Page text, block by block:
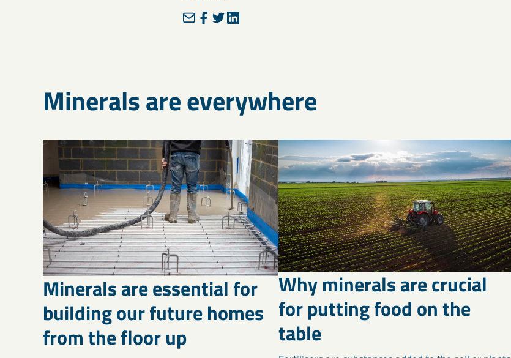
Minerals are everywhere
Minerals are essential for
building our future homes
from the floor up
Why minerals are crucial
for putting food on the
table